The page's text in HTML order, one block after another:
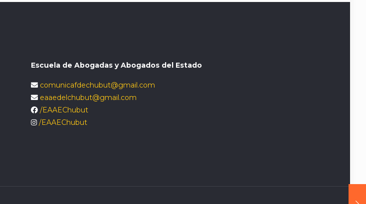
Escuela de Abogadas y Abogados del Estado
comunicafdechubut@gmail.com
eaaedelchubut@gmail.com
/EAAEChubut
/EAAEChubut